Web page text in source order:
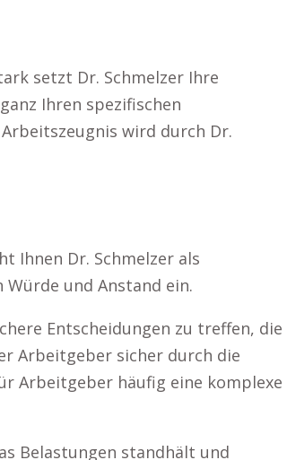
setzt Dr. Schmelzer Ihre
Ihren spezifischen
wird durch Dr.
Ihnen Dr. Schmelzer als
und Anstand ein.
Entscheidungen zu treffen, die
Arbeitgeber sicher durch die
Arbeitgeber häufig eine komplexe
Belastungen standhält und